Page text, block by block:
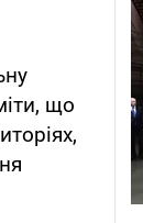
що